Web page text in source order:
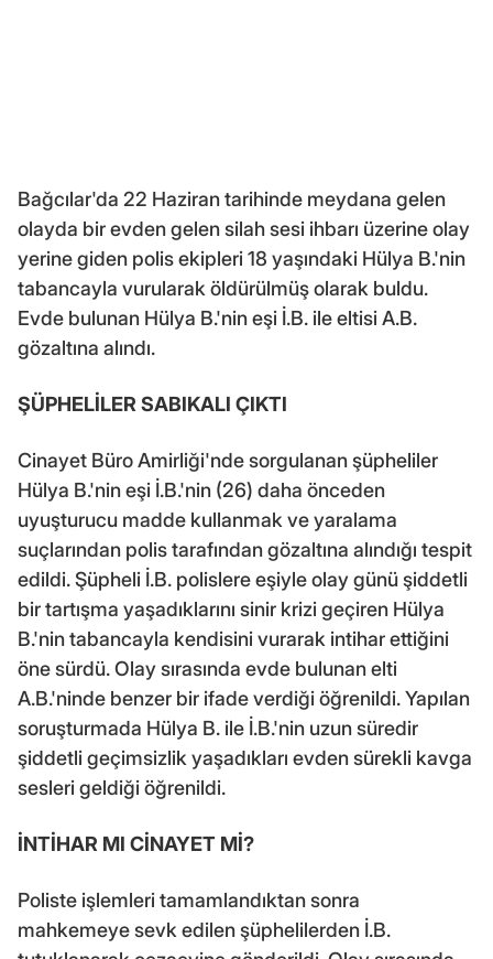
Bağcılar'da 22 Haziran tarihinde meydana gelen
olayda bir evden gelen silah sesi ihbarı üzerine olay
yerine giden polis ekipleri 18 yaşındaki Hülya B.'nin
tabancayla vurularak öldürülmüş olarak buldu.
Evde bulunan Hülya B.'nin eşi İ.B. ile eltisi A.B.
gözaltına alındı.
ŞÜPHELİLER SABIKALI ÇIKTI
Cinayet Büro Amirliği'nde sorgulanan şüpheliler
Hülya B.'nin eşi İ.B.'nin (26) daha önceden
uyuşturucu madde kullanmak ve yaralama
suçlarından polis tarafından gözaltına alındığı tespit
edildi. Şüpheli İ.B. polislere eşiyle olay günü şiddetli
bir tartışma yaşadıklarını sinir krizi geçiren Hülya
B.'nin tabancayla kendisini vurarak intihar ettiğini
öne sürdü. Olay sırasında evde bulunan elti
A.B.'ninde benzer bir ifade verdiği öğrenildi. Yapılan
soruşturmada Hülya B. ile İ.B.'nin uzun süredir
şiddetli geçimsizlik yaşadıkları evden sürekli kavga
sesleri geldiği öğrenildi.
İNTİHAR MI CİNAYET Mİ?
Poliste işlemleri tamamlandıktan sonra
mahkemeye sevk edilen şüphelilerden İ.B.